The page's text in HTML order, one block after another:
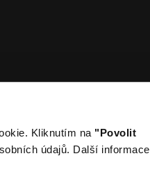
Kliknutím na "Povolit
údajů. Další informace